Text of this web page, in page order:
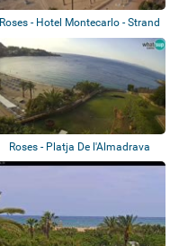
Roses - Hotel Montecarlo - Strand
Roses - Platja De l'Almadrava